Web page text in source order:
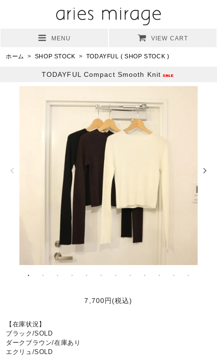
MENU VIEW CART
ホーム > SHOP STOCK > TODAYFUL ( SHOP STOCK )
TODAYFUL Compact Smooth Knit
7,700円(税込)
【在庫状況】
ブラック/SOLD
ダークブラウン/在庫あり
エクリュ/SOLD